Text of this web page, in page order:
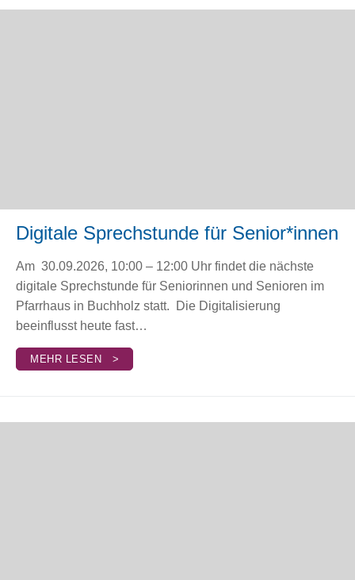
Digitale Sprechstunde für Senior*innen
Am 30.09.2026, 10:00 – 12:00 Uhr findet die nächste
digitale Sprechstunde für Seniorinnen und Senioren im
Pfarrhaus in Buchholz statt. Die Digitalisierung
beeinflusst heute fast…
MEHR LESEN >